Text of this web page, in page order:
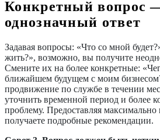
Конкретный вопрос
однозначный ответ
Задавая вопросы: «Что со мной
жить?», возможно, вы получите
Смените их на более конкретные:
ближайшем будущем с моим
продвижение по службе в течении
уточнить временной период и более
проблему. Предоставляя
получаете подробные рекомендации.